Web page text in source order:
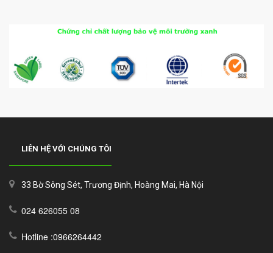
LIÊN HỆ VỚI CHÚNG TÔI
33 Bờ Sông Sét, Trương Định, Hoàng Mai, Hà Nội
024 626055 08
Hotline :0966264442